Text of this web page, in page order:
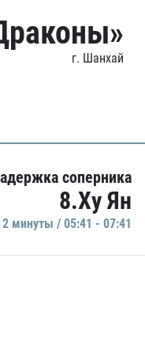
г. Шанхай
соперника
8.Ху Ян
2 минуты / 05:41 - 07:41